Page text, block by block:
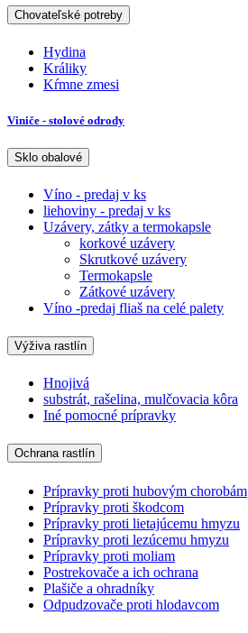
Chovateľské potreby
Hydina
Králiky
Kŕmne zmesi
Viniče - stolové odrody
Sklo obalové
Víno - predaj v ks
liehoviny - predaj v ks
Uzávery, zátky a termokapsle
korkové uzávery
Skrutkové uzávery
Termokapsle
Zátkové uzávery
Víno -predaj fliaš na celé palety
Výživa rastlín
Hnojivá
substrát, rašelina, mulčovacia kôra
Iné pomocné prípravky
Ochrana rastlín
Prípravky proti hubovým chorobám
Prípravky proti škodcom
Prípravky proti lietajúcemu hmyzu
Prípravky proti lezúcemu hmyzu
Prípravky proti moliam
Postrekovače a ich ochrana
Plašiče a ohradníky
Odpudzovače proti hlodavcom